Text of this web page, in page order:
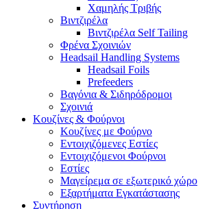
Χαμηλής Τριβής
Βιντζιρέλα
Βιντζιρέλα Self Tailing
Φρένα Σχοινιών
Headsail Handling Systems
Headsail Foils
Prefeeders
Βαγόνια & Σιδηρόδρομοι
Σχοινιά
Κουζίνες & Φούρνοι
Κουζίνες με Φούρνο
Εντοιχιζόμενες Εστίες
Εντοιχιζόμενοι Φούρνοι
Εστίες
Μαγείρεμα σε εξωτερικό χώρο
Εξαρτήματα Εγκατάστασης
Συντήρηση